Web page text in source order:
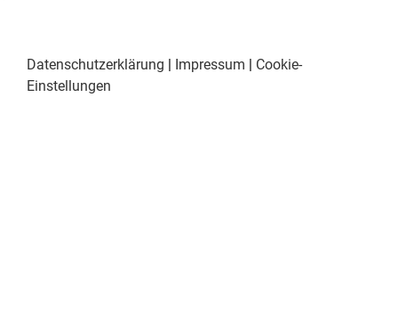
Datenschutzerklärung | Impressum | Cookie-
Einstellungen